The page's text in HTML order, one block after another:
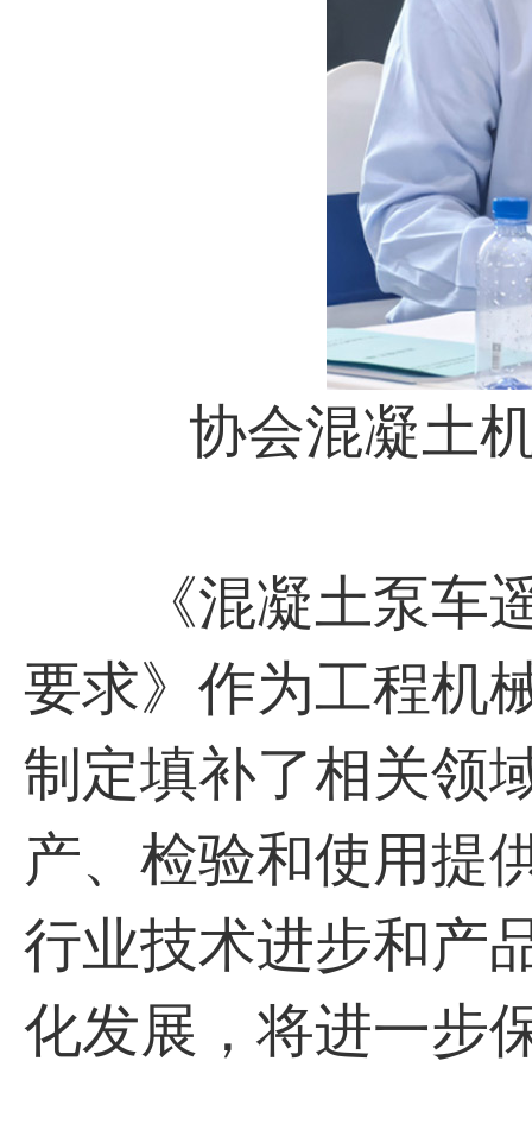
协会混凝土机
《混凝土泵车遥
要求》作为工程机
制定填补了相关领
产、检验和使用提
行业技术进步和产
化发展，将进一步